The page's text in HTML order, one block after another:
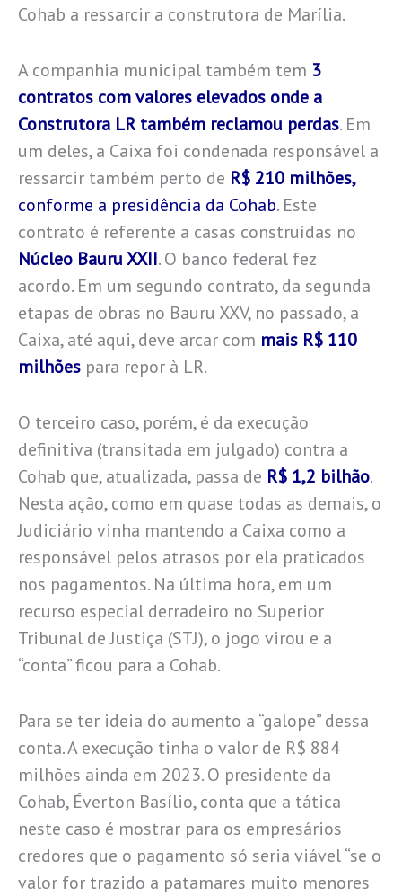
Cohab a ressarcir a construtora de Marília.
A companhia municipal também tem 3
contratos com valores elevados onde a
Construtora LR também reclamou perdas. Em
um deles, a Caixa foi condenada responsável a
ressarcir também perto de R$ 210 milhões,
conforme a presidência da Cohab. Este
contrato é referente a casas construídas no
Núcleo Bauru XXII. O banco federal fez
acordo. Em um segundo contrato, da segunda
etapas de obras no Bauru XXV, no passado, a
Caixa, até aqui, deve arcar com mais R$ 110
milhões para repor à LR.
O terceiro caso, porém, é da execução
definitiva (transitada em julgado) contra a
Cohab que, atualizada, passa de R$ 1,2 bilhão.
Nesta ação, como em quase todas as demais, o
Judiciário vinha mantendo a Caixa como a
responsável pelos atrasos por ela praticados
nos pagamentos. Na última hora, em um
recurso especial derradeiro no Superior
Tribunal de Justiça (STJ), o jogo virou e a
“conta” ficou para a Cohab.
Para se ter ideia do aumento a “galope” dessa
conta. A execução tinha o valor de R$ 884
milhões ainda em 2023. O presidente da
Cohab, Éverton Basílio, conta que a tática
neste caso é mostrar para os empresários
credores que o pagamento só seria viável “se o
valor for trazido a patamares muito menores